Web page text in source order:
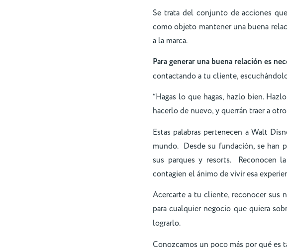
Se trata del conjunto de acciones
como objeto mantener una buena
a la marca.
Para generar una buena relación es
contactando a tu cliente,
“Hagas lo que hagas, hazlo bien.
hacerlo de nuevo, y querrán traer a
Estas palabras pertenecen a Walt
mundo. Desde su fundación, se han
sus parques y resorts. Reconocen
contagien el ánimo de vivir esa
Acercarte a tu cliente, reconocer sus
para cualquier negocio que quiera
lograrlo.
Conozcamos un poco más por qué es